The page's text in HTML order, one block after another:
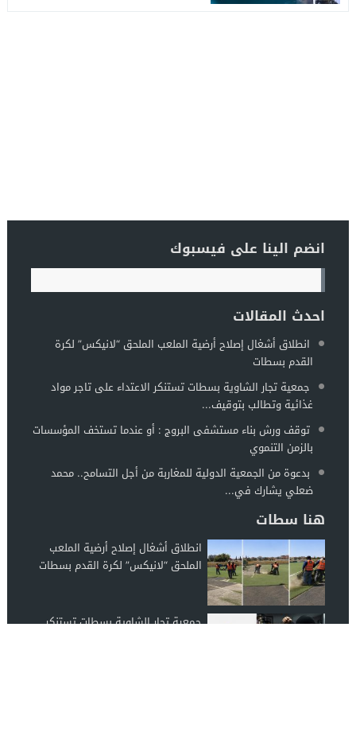
انضم الينا على فيسبوك
احدث المقالات
انطلاق أشغال إصلاح أرضية الملعب الملحق “لانيكس” لكرة
القدم بسطات
جمعية تجار الشاوية بسطات تستنكر الاعتداء على تاجر مواد
غذائية وتطالب بتوقيف...
توقف ورش بناء مستشفى البروج : أو عندما تستخف المؤسسات
بالزمن التنموي
بدعوة من الجمعية الدولية للمغاربة من أجل التسامح.. محمد
ضعلي يشارك في...
هنا سطات
انطلاق أشغال إصلاح أرضية الملعب
الملحق “لانيكس” لكرة القدم بسطات
جمعية تجار الشاوية بسطات تستنكر